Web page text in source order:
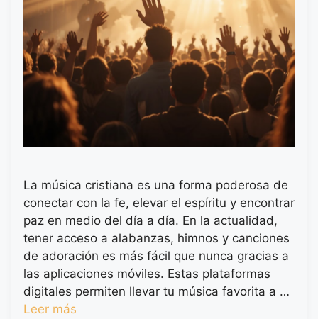
La música cristiana es una forma poderosa de
conectar con la fe, elevar el espíritu y encontrar
paz en medio del día a día. En la actualidad,
tener acceso a alabanzas, himnos y canciones
de adoración es más fácil que nunca gracias a
las aplicaciones móviles. Estas plataformas
digitales permiten llevar tu música favorita a …
Leer más